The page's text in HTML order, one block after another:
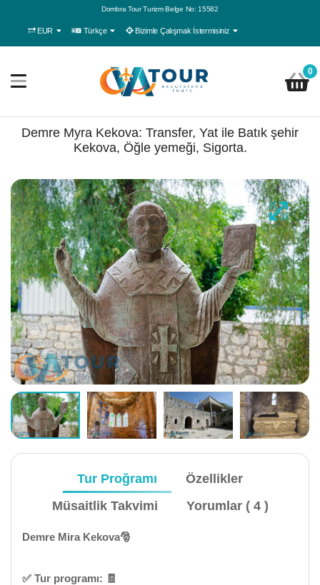
Dombra Tour Turizm Belge No: 15582
EUR Türkçe Bizimle Çalışmak İstermisiniz
0
Demre Myra Kekova: Transfer, Yat ile Batık şehir
Kekova, Öğle yemeği, Sigorta.
Tur Proğramı
Özellikler
Müsaitlik Takvimi
Yorumlar ( 4 )
Demre Mira Kekova🎅
✅️ Tur programı: 🧾